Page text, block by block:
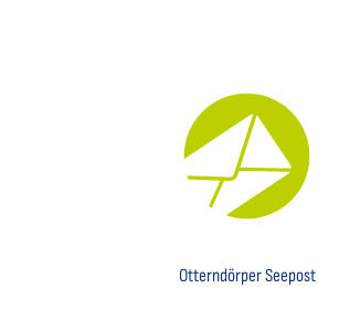
Otterndörper Seepost